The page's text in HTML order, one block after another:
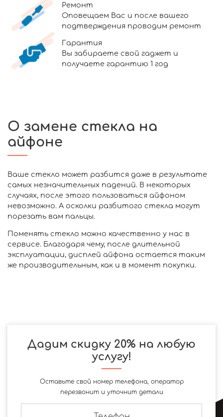
Ремонт
Оповещаем Вас и после вашего
подтверждения проводим ремонт
Гарантия
Вы забираете свой гаджет и
получаете гарантию 1 год
О замене стекла на
айфоне
Ваше стекло может разбится даже в результате
самых незначительных падений. В некоторых
случаях, после этого пользоваться айфоном
невозможно. А осколки разбитого стекла могут
порезать вам пальцы.
Поменять стекло можно качественно у нас в
сервисе. Благодаря чему, после длительной
эксплуатации, дисплей айфона остается таким
же производительным, как и в момент покупки.
Дадим скидку 20% на любую
услугу!
Оставьте свой номер телефона, оператор
перезвонит и уточнит детали